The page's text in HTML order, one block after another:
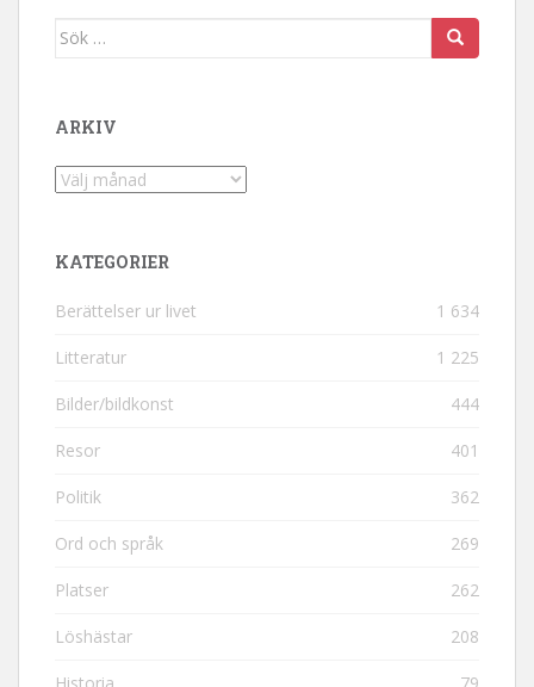
Sök efter:
ARKIV
Arkiv
KATEGORIER
Berättelser ur livet 1 634
Litteratur 1 225
Bilder/bildkonst 444
Resor 401
Politik 362
Ord och språk 269
Platser 262
Löshästar 208